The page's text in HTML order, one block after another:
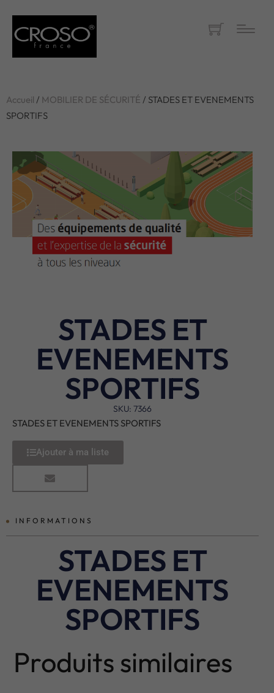
Accueil / MOBILIER DE SÉCURITÉ / STADES ET EVENEMENTS
SPORTIFS
STADES ET
EVENEMENTS
SPORTIFS
SKU: 7366
STADES ET EVENEMENTS SPORTIFS
Ajouter à ma liste
INFORMATIONS
STADES ET
EVENEMENTS
SPORTIFS
Produits similaires